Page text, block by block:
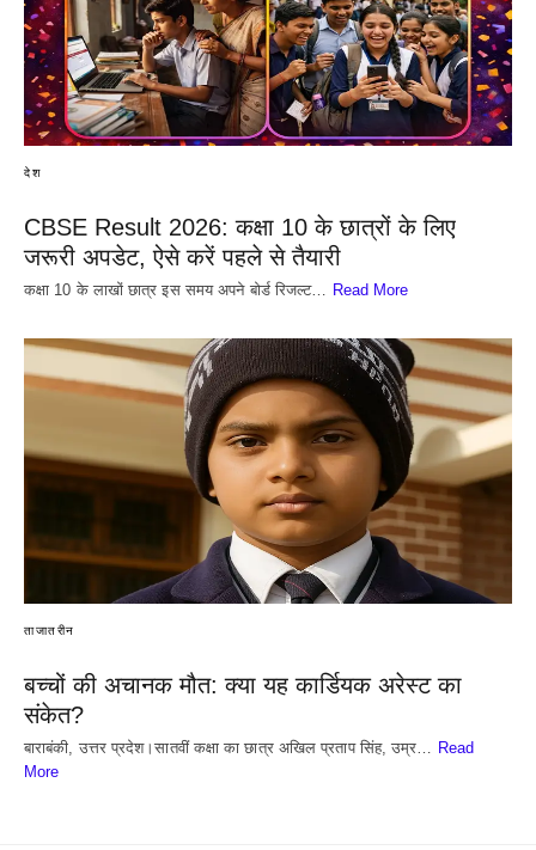
देश
CBSE Result 2026: कक्षा 10 के छात्रों के लिए
जरूरी अपडेट, ऐसे करें पहले से तैयारी
कक्षा 10 के लाखों छात्र इस समय अपने बोर्ड रिजल्ट… Read More
ताजातरीन
बच्चों की अचानक मौत: क्या यह कार्डियक अरेस्ट का
संकेत?
बाराबंकी, उत्तर प्रदेश।सातवीं कक्षा का छात्र अखिल प्रताप सिंह, उम्र…
Read
More